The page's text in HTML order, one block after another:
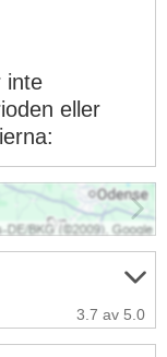
inte
eller
3.7 av 5.0